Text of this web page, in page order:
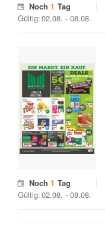
Noch 1 Tag
Gültig:02.08. - 08.08.
Noch 1 Tag
Gültig:02.08. - 08.08.